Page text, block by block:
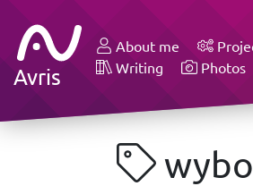
Avris
About me
Writing
Photos